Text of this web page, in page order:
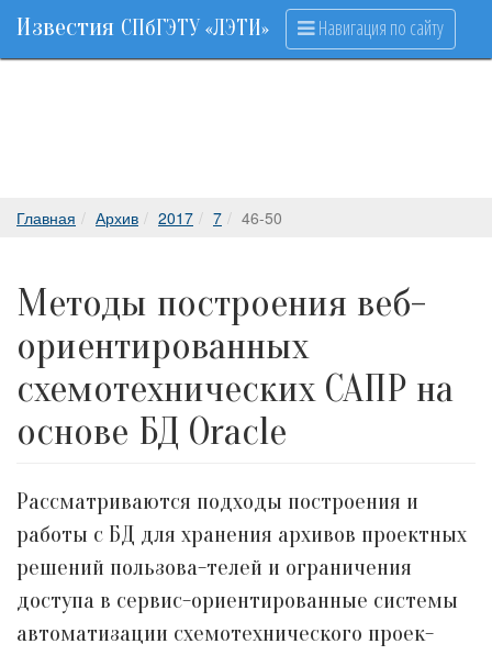
Известия СПбГЭТУ «ЛЭТИ» Навигация по сайту
Главная Архив 2017 7 46-50
Методы построения веб-
ориентированных
схемотехнических САПР на
основе БД Oracle
Рассматриваются подходы построения и
работы с БД для хранения архивов проектных
решений пользова-телей и ограничения
доступа в сервис-ориентированные системы
автоматизации схемотехнического проек-